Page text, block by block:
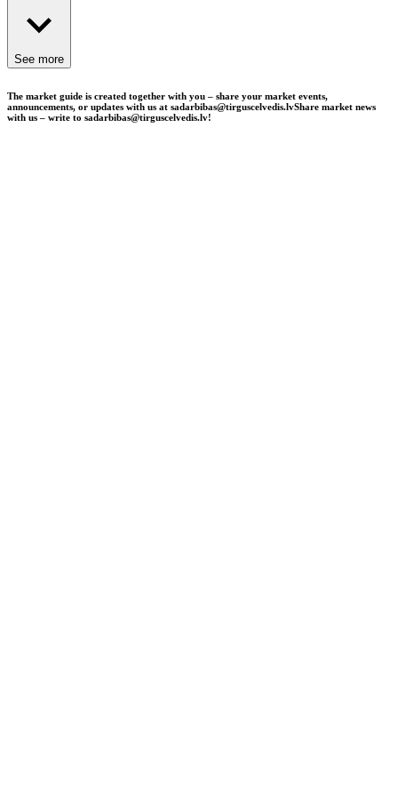
See more
The market guide is created together with you – share your market events,
announcements, or updates with us at sadarbibas@tirguscelvedis.lvShare market news
with us – write to sadarbibas@tirguscelvedis.lv!